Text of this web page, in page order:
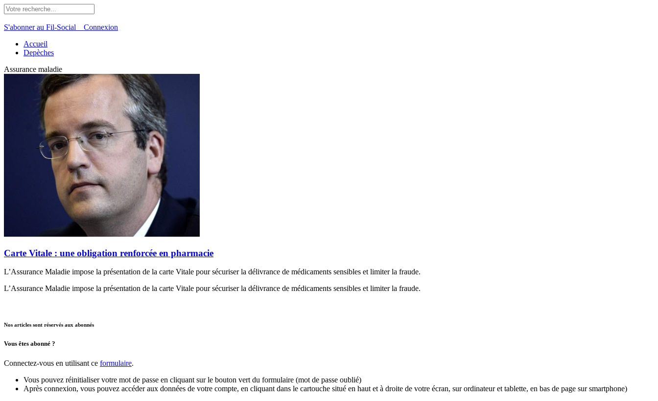
S'abonner au Fil-Social Connexion
Accueil
Depèches
Assurance maladie
Carte Vitale : une obligation renforcée en pharmacie
L’Assurance Maladie impose la présentation de la carte Vitale pour sécuriser la délivrance de médicaments sensibles et limiter la fraude.
L’Assurance Maladie impose la présentation de la carte Vitale pour sécuriser la délivrance de médicaments sensibles et limiter la fraude.
Nos articles sont réservés aux abonnés
Vous êtes abonné ?
Connectez-vous en utilisant ce formulaire.
Vous pouvez réinitialiser votre mot de passe en cliquant sur le bouton vert du formulaire (mot de passe oublié)
Après connexion, vous pouvez accéder aux données de votre compte, en cliquant dans le cartouche situé en haut et à droite de votre écran, sur ordinateur et tablette, en bas de page sur smartphone)